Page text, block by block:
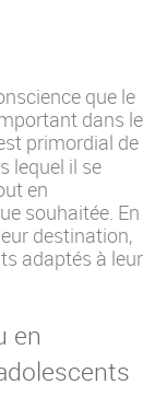
que le
dans le
est primordial de
lequel il se
en
souhaitée. En
destination,
adaptés à leur
en